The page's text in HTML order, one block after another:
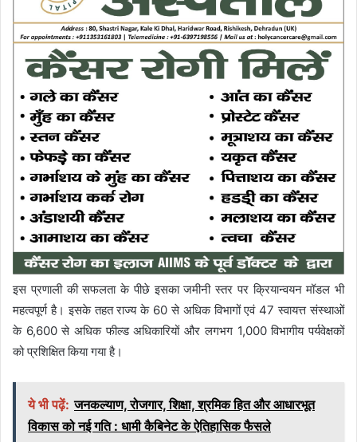
इस प्रणाली की सफलता के पीछे इसका जमीनी स्तर पर क्रियान्वयन मॉडल भी
महत्वपूर्ण है। इसके तहत राज्य के 60 से अधिक विभागों एवं 47 स्वायत्त संस्थाओं
के 6,600 से अधिक फील्ड अधिकारियों और लगभग 1,000 विभागीय पर्यवेक्षकों
को प्रशिक्षित किया गया है।
ये भी पढ़ें: जनकल्याण, रोजगार, शिक्षा, श्रमिक हित और आधारभूत
विकास को नई गति : धामी कैबिनेट के ऐतिहासिक फैसले